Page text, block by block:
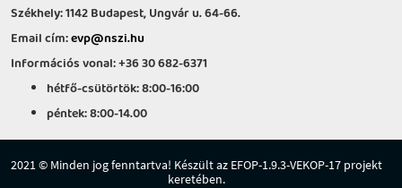
Székhely: 1142 Budapest, Ungvár u. 64-66.
Email cím:evp@nszi.hu
Információs vonal: +36 30 682-6371
hétfő-csütörtök: 8:00-16:00
péntek: 8:00-14.00
2021 © Minden jog fenntartva! Készült az EFOP-1.9.3-VEKOP-17 projekt
keretében.